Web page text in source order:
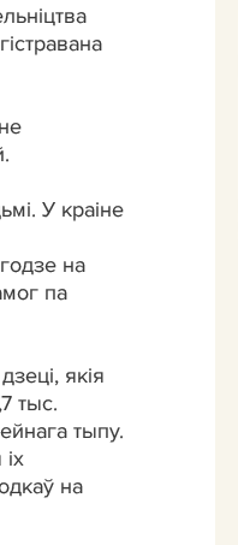
У краіне
на
па
якія
тыс.
тыпу.
на